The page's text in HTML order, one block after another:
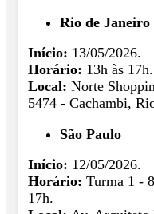
Rio de Janeiro
Início: 13/05/2026.
Horário: 13h às 17h.
Local: Norte
5474 - Cachambi,
São Paulo
Início: 12/05/2026.
Horário: Turma 1 -
17h.